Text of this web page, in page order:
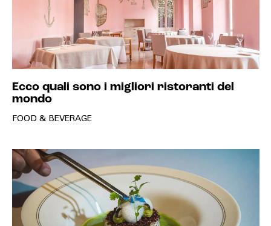
Ecco quali sono i migliori ristoranti del
mondo
FOOD & BEVERAGE